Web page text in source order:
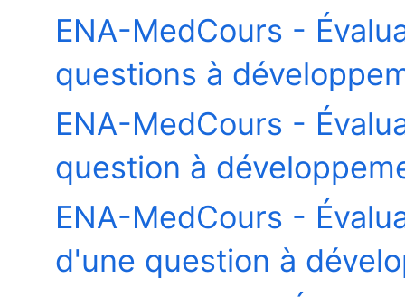
ENA-MedCours -
questions à
ENA-MedCours -
question à
ENA-MedCours -
d'une question à